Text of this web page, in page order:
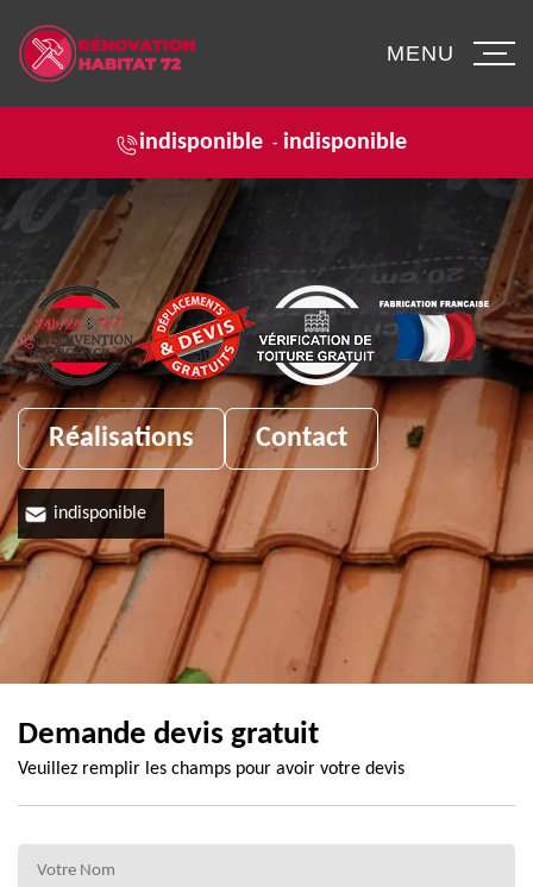
indisponible - indisponible
MENU
Réalisations Contact
indisponible
Demande devis gratuit
Veuillez remplir les champs pour avoir votre devis